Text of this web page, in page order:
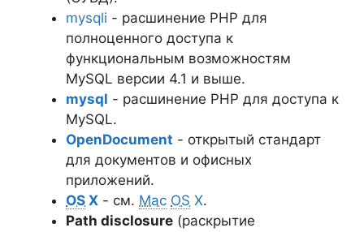
mysqli - расшинение PHP для
полноценного доступа к
функциональным возможностям
MySQL версии 4.1 и выше.
mysql - расшинение PHP для доступа к
MySQL.
OpenDocument - открытый стандарт
для документов и офисных
приложений.
OS X - см. Mac OS X.
Path disclosure (раскрытие